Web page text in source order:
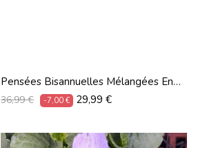
Pensées Bisannuelles Mélangées En
Lot De 18 Pots De 9 Cm
Prix
36,99 € -7,00 € Prix
29,99 €